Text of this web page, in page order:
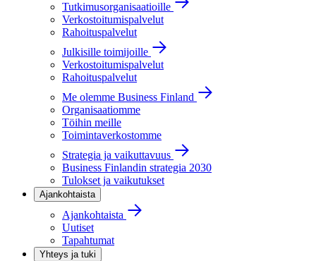
Tutkimusorganisaatioille
Verkostoitumispalvelut
Rahoituspalvelut
Julkisille toimijoille
Verkostoitumispalvelut
Rahoituspalvelut
Me olemme Business Finland
Organisaatiomme
Töihin meille
Toimintaverkostomme
Strategia ja vaikuttavuus
Business Finlandin strategia 2030
Tulokset ja vaikutukset
Ajankohtaista
Ajankohtaista
Uutiset
Tapahtumat
Yhteys ja tuki